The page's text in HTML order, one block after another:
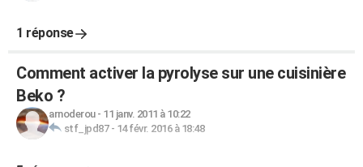
1 réponse
Comment activer la pyrolyse sur une cuisinière
Beko ?
arnoderou- 11 janv. 2011 à 10:22
stf_jpd87- 14 févr. 2016 à 18:48